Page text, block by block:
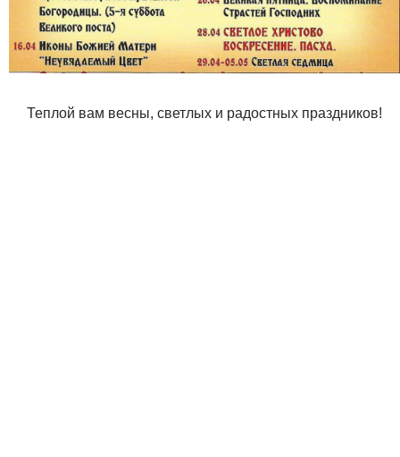
Теплой вам весны, светлых и радостных праздников!